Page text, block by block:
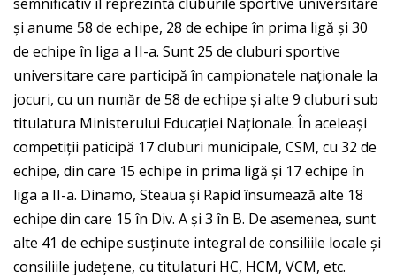
și anume 58 de echipe, 28 de echipe în prima ligă și 30
de echipe în liga a II-a. Sunt 25 de cluburi sportive
universitare care participă în campionatele naționale la
jocuri, cu un număr de 58 de echipe și alte 9 cluburi sub
titulatura Ministerului Educației Naționale. În aceleași
competiții paticipă 17 cluburi municipale, CSM, cu 32 de
echipe, din care 15 echipe în prima ligă și 17 echipe în
liga a II-a. Dinamo, Steaua și Rapid însumează alte 18
echipe din care 15 în Div. A și 3 în B. De asemenea, sunt
alte 41 de echipe susținute integral de consiliile locale și
consiliile județene, cu titulaturi HC, HCM, VCM, etc.